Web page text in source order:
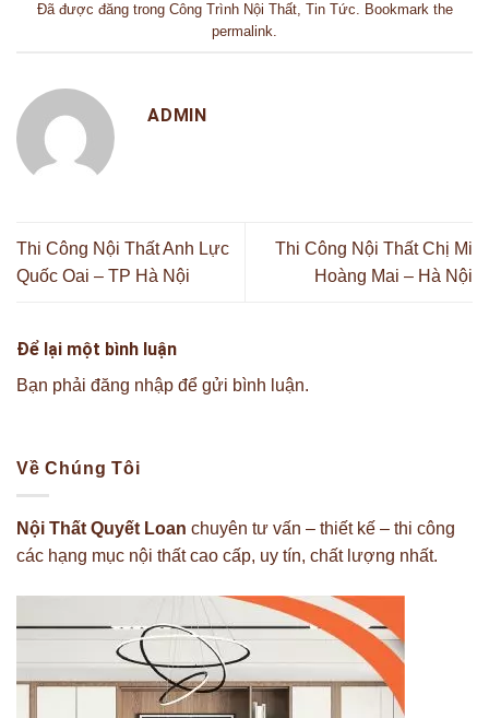
Đã được đăng trong Công Trình Nội Thất, Tin Tức. Bookmark the
permalink.
ADMIN
Thi Công Nội Thất Anh Lực
Quốc Oai – TP Hà Nội
Thi Công Nội Thất Chị Mi
Hoàng Mai – Hà Nội
Để lại một bình luận
Bạn phải đăng nhập để gửi bình luận.
Về Chúng Tôi
Nội Thất Quyết Loan chuyên tư vấn – thiết kế – thi công
các hạng mục nội thất cao cấp, uy tín, chất lượng nhất.